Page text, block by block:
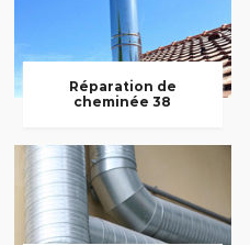
Réparation de
cheminée 38